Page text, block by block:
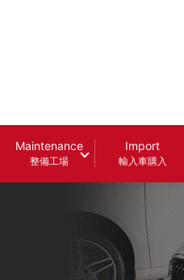
Maintenance
整備工場
Import
輸入車購入